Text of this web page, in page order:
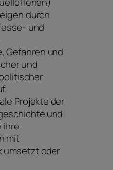
durch
und
Gefahren und
und
Projekte der
und
ihre
mit
umsetzt oder